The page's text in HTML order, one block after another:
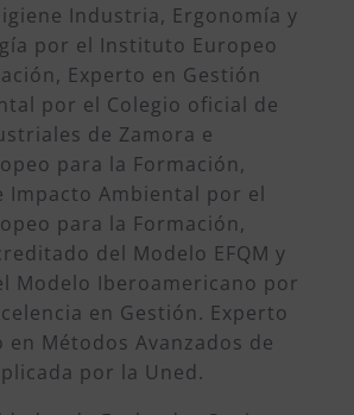
Industria, Ergonomía y
por el Instituto Europeo
Experto en Gestión
por el Colegio oficial de
de Zamora e
para la Formación,
Impacto Ambiental por el
para la Formación,
del Modelo EFQM y
Modelo Iberoamericano por
en Gestión. Experto
Métodos Avanzados de
por la Uned.